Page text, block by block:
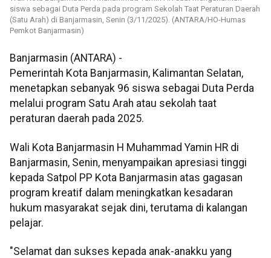
siswa sebagai Duta Perda pada program Sekolah Taat Peraturan Daerah
(Satu Arah) di Banjarmasin, Senin (3/11/2025). (ANTARA/HO-Humas
Pemkot Banjarmasin)
Banjarmasin (ANTARA) -
Pemerintah Kota Banjarmasin, Kalimantan Selatan,
menetapkan sebanyak 96 siswa sebagai Duta Perda
melalui program Satu Arah atau sekolah taat
peraturan daerah pada 2025.
Wali Kota Banjarmasin H Muhammad Yamin HR di
Banjarmasin, Senin, menyampaikan apresiasi tinggi
kepada Satpol PP Kota Banjarmasin atas gagasan
program kreatif dalam meningkatkan kesadaran
hukum masyarakat sejak dini, terutama di kalangan
pelajar.
"Selamat dan sukses kepada anak-anakku yang